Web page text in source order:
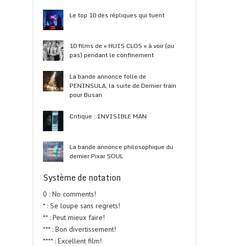
Le top 10 des répliques qui tuent
10 films de « HUIS CLOS » à voir (ou
pas) pendant le confinement
La bande annonce folle de
PENINSULA, la suite de Dernier train
pour Busan
Critique : INVISIBLE MAN
La bande annonce philosophique du
dernier Pixar SOUL
Système de notation
0 : No comments!
* : Se loupe sans regrets!
** : Peut mieux faire!
*** : Bon divertissement!
**** : Excellent film!